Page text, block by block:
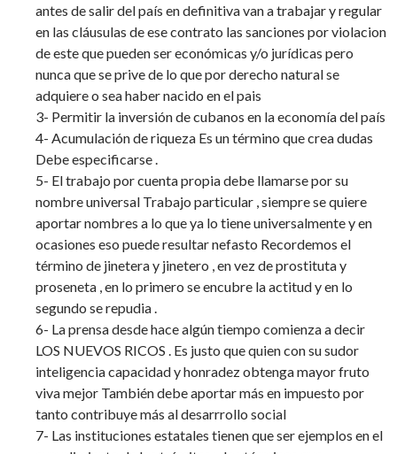
antes de salir del país en definitiva van a trabajar y regular
en las cláusulas de ese contrato las sanciones por violacion
de este que pueden ser económicas y/o jurídicas pero
nunca que se prive de lo que por derecho natural se
adquiere o sea haber nacido en el pais
3- Permitir la inversión de cubanos en la economía del país
4- Acumulación de riqueza Es un término que crea dudas
Debe especificarse .
5- El trabajo por cuenta propia debe llamarse por su
nombre universal Trabajo particular , siempre se quiere
aportar nombres a lo que ya lo tiene universalmente y en
ocasiones eso puede resultar nefasto Recordemos el
término de jinetera y jinetero , en vez de prostituta y
proseneta , en lo primero se encubre la actitud y en lo
segundo se repudia .
6- La prensa desde hace algún tiempo comienza a decir
LOS NUEVOS RICOS . Es justo que quien con su sudor
inteligencia capacidad y honradez obtenga mayor fruto
viva mejor También debe aportar más en impuesto por
tanto contribuye más al desarrrollo social
7- Las instituciones estatales tienen que ser ejemplos en el